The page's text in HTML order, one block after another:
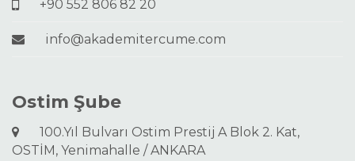
+90 552 806 82 20
info@akademitercume.com
Ostim Şube
100.Yıl Bulvarı Ostim Prestij A Blok 2. Kat,
OSTİM, Yenimahalle / ANKARA